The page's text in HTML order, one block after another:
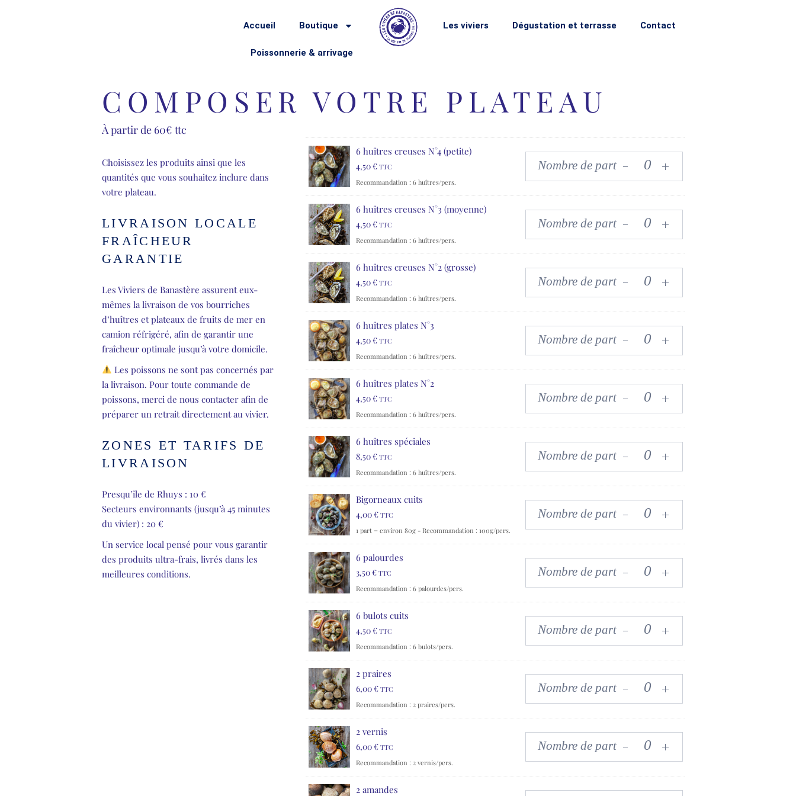
Accueil Boutique
Poissonnerie & arrivage
Les viviers Dégustation et terrasse Contact
COMPOSER VOTRE PLATEAU
À partir de 60€ ttc
Choisissez les produits ainsi que les
quantités que vous souhaitez inclure dans
votre plateau.
LIVRAISON LOCALE
FRAÎCHEUR
GARANTIE
Les Viviers de Banastère assurent eux-
mêmes la livraison de vos bourriches
d’huîtres etplateaux de fruits de mer en
camion réfrigéré, afin de garantir une
fraîcheur optimale jusqu’à votre domicile.
Les poissons ne sont pas concernés par
la livraison. Pour toute commande de
poissons, merci de nous contacter afin de
préparer un retrait directement au vivier.
ZONES ET TARIFS DE
LIVRAISON
Presqu’île de Rhuys : 10 €
Secteurs environnants (jusqu’à 45 minutes
du vivier) : 20 €
Un service local pensé pour vous garantir
des produits ultra-frais, livrés dans les
meilleures conditions.
6 huîtres creuses N°4 (petite)
4,50€ TTC
Recommandation : 6 huîtres/pers.
6 huîtres creuses N°3 (moyenne)
4,50€ TTC
Recommandation : 6 huîtres/pers.
6 huîtres creuses N°2 (grosse)
4,50€ TTC
Recommandation : 6 huîtres/pers.
6 huîtres plates N°3
4,50€ TTC
Recommandation : 6 huîtres/pers.
6 huîtres plates N°2
4,50€ TTC
Recommandation : 6 huîtres/pers.
6 huîtres spéciales
8,50€ TTC
Recommandation : 6 huîtres/pers.
Bigorneaux cuits
4,00€ TTC
1 part = environ 80g - Recommandation : 100g/pers.
6 palourdes
3,50€ TTC
Recommandation : 6 palourdes/pers.
6 bulots cuits
4,50€ TTC
Recommandation : 6 bulots/pers.
2 praires
6,00€ TTC
Recommandation : 2 praires/pers.
2 vernis
6,00€ TTC
Recommandation : 2 vernis/pers.
2 amandes